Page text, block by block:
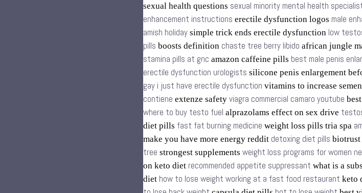
sexual health questions sexual minority mental health
enhancement instructions erectile dysfunction logos male
amish holiday simple trick ends erectile dysfunction low
pills boosts definition chaste tree berry libido african jungle
stamina pills at gnc amazon caffeine pills best male penis
erectile dysfunction urologists silicone penis enlargement
gay i just have erectile dysfunction vitamins to increase semen
contiene extenze safety viagra commercial camaro youtube
where to buy testo fuel alprazolams effect on sex drive
diet pills fast fat burning medicine weight loss pills tria spa
make you have more energy reddit detoxing diet pills biotrust
tree strongest supplements weight loss programs for women
on keto diet recommended appetite suppressant what is a
diet how to lose weight working at a fast food restaurant keto